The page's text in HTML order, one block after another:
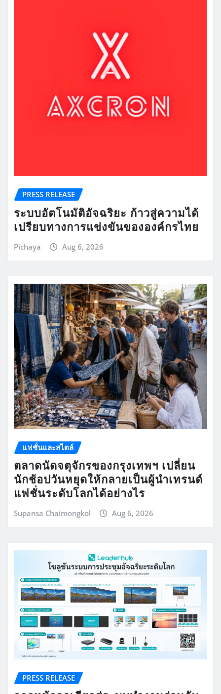
PRESS RELEASE
ระบบอัตโนมัติอัจฉริยะ ก้าวสู่ความได้
เปรียบทางการแข่งขันขององค์กรไทย
Pichaya Aug 6, 2026
แฟชั่นและสไตล์
ตลาดนัดจตุจักรของกรุงเทพฯ เปลี่ยน
นักช้อปวันหยุดให้กลายเป็นผู้นำเทรนด์
แฟชั่นระดับโลกได้อย่างไร
Supansa Chaimongkol Aug 6, 2026
PRESS RELEASE